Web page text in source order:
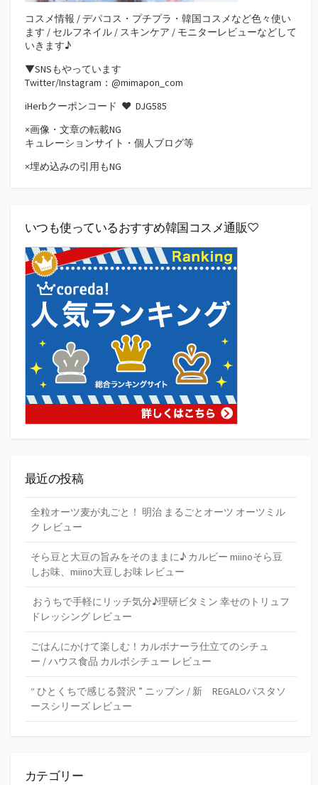
コスメ情報 / デパコス・プチプラ・韓国コスメなど色々使い
ます / セルフネイル / スキンケア / モニターレビューなどして
いきます♪
▼SNSもやっています
Twitter/Instagram：@mimapon_com
iHerbクーポンコード ♥ DJG585
×画像・文章の転載NG
キュレーションサイト・個人ブログ等
×埋め込みの引用もNG
いつも使っているおすすめ韓国コスメ通販♡
最近の投稿
全粒オーツ麦が丸ごと！ 明治 まるごとオーツ オーツミル
ク レビュー
そら豆と大豆の旨みをそのままに♪ カルビー miinoそら豆
しお味、miino大豆しお味 レビュー
おうちで手軽にリッチ気分♪理研ビタミン 幸せのトリュフ
ドレッシング レビュー
ごはんにかけて楽しむ！カルボナーラ仕立てのシチュ
ー / ハウス食品 カルボシチュー レビュー
“ ひとくちで感じる贅沢 ” ニップン / 新 REGALOパスタソ
ースシリーズ レビュー
カテゴリー